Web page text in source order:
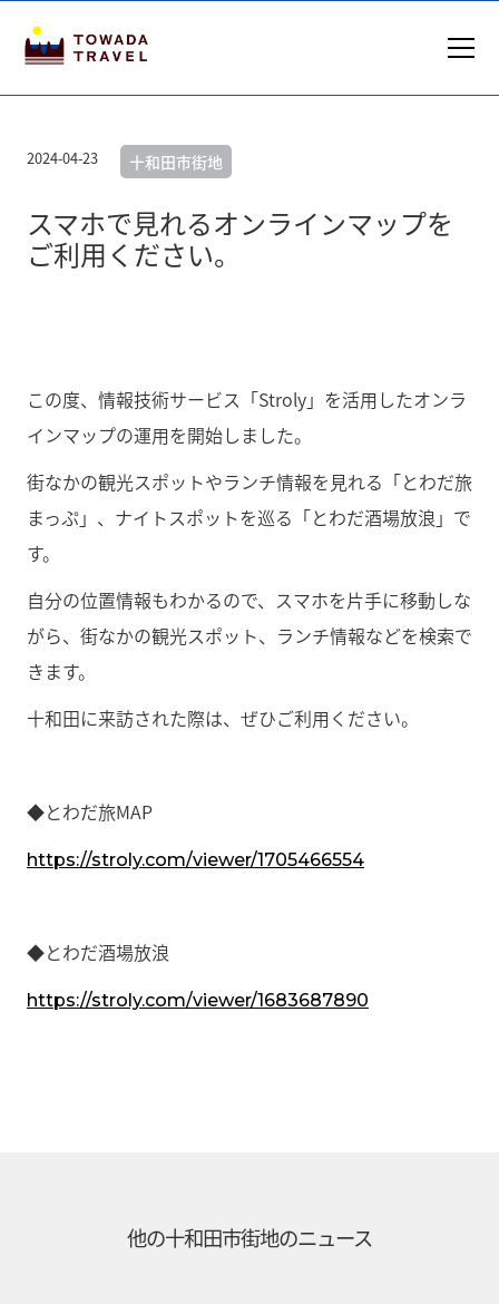
2024-04-23 十和田市街地
スマホで見れるオンラインマップを
ご利用ください。
この度、情報技術サービス「Stroly」を活用したオンラ
インマップの運用を開始しました。
街なかの観光スポットやランチ情報を見れる「とわだ旅
まっぷ」、ナイトスポットを巡る「とわだ酒場放浪」で
す。
自分の位置情報もわかるので、スマホを片手に移動しな
がら、街なかの観光スポット、ランチ情報などを検索で
きます。
十和田に来訪された際は、ぜひご利用ください。
◆とわだ旅MAP
https://stroly.com/viewer/1705466554
◆とわだ酒場放浪
https://stroly.com/viewer/1683687890
他の十和田市街地のニュース